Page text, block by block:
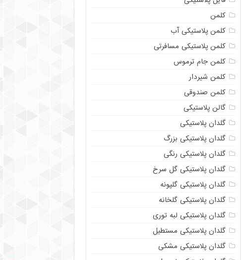
کلمن
کلمن پلاستیکی آب
کلمن پلاستیکی مسافرتی
کلمن جام ترموس
کلمن شیردار
کلمن صندوقی
گالن پلاستیکی
گلدان پلاستیکی
گلدان پلاستیکی بزرگ
گلدان پلاستیکی رنگی
گلدان پلاستیکی گل سرخ
گلدان پلاستیکی گلپونه
گلدان پلاستیکی گلخانه
گلدان پلاستیکی لبه توری
گلدان پلاستیکی مستطیل
گلدان پلاستیکی مشکی